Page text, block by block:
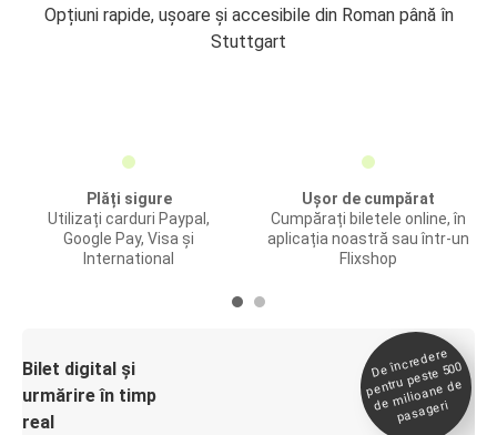
Opțiuni rapide, ușoare și accesibile din Roman până în
Stuttgart
Plăți sigure
Utilizați carduri Paypal,
Google Pay, Visa și
International
Ușor de cumpărat
Cumpărați biletele online, în
aplicația noastră sau într-un
Flixshop
Bilet digital și
urmărire în timp
real
De încredere
pentru peste 500
de
milioane de
pasageri